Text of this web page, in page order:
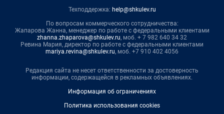
Техподдержка: help@shkulev.ru
По вопросам коммерческого сотрудничества:
Жапарова Жанна, менеджер по работе с федеральными клиентами
zhanna.zhaparova@shkulev.ru, моб. + 7 982 640 34 32
Ревина Мария, директор по работе с федеральными клиентами
mariya.revina@shkulev.ru, моб. +7 910 402 4056
Редакция сайта не несет ответственности за достоверность
информации, содержащейся в рекламных объявлениях.
Информация об ограничениях
Политика использования cookies